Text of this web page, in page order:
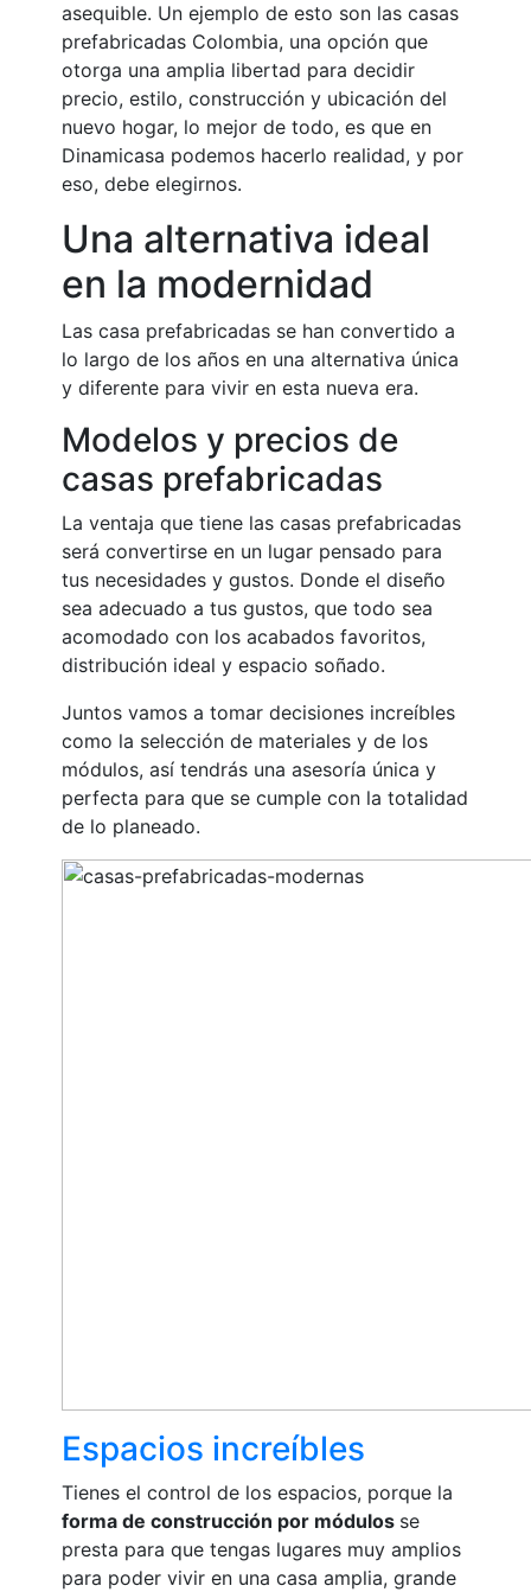
asequible. Un ejemplo de esto son las casas
prefabricadas Colombia, una opción que
otorga una amplia libertad para decidir
precio, estilo, construcción y ubicación del
nuevo hogar, lo mejor de todo, es que en
Dinamicasa podemos hacerlo realidad, y por
eso, debe elegirnos.
Una alternativa ideal
en la modernidad
Las casa prefabricadas se han convertido a
lo largo de los años en una alternativa única
y diferente para vivir en esta nueva era.
Modelos y precios de
casas prefabricadas
La ventaja que tiene las casas prefabricadas
será convertirse en un lugar pensado para
tus necesidades y gustos. Donde el diseño
sea adecuado a tus gustos, que todo sea
acomodado con los acabados favoritos,
distribución ideal y espacio soñado.
Juntos vamos a tomar decisiones increíbles
como la selección de materiales y de los
módulos, así tendrás una asesoría única y
perfecta para que se cumple con la totalidad
de lo planeado.
Espacios increíbles
Tienes el control de los espacios, porque la
forma de construcción por módulos se
presta para que tengas lugares muy amplios
para poder vivir en una casa amplia, grande